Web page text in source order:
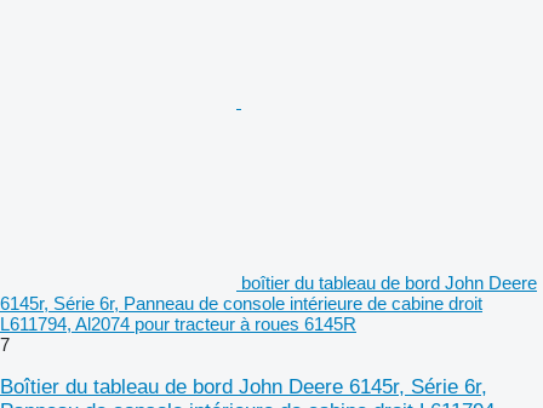
boîtier du tableau de bord John Deere
6145r, Série 6r, Panneau de console intérieure de cabine droit
L611794, Al2074 pour tracteur à roues 6145R
7
Boîtier du tableau de bord John Deere 6145r, Série 6r,